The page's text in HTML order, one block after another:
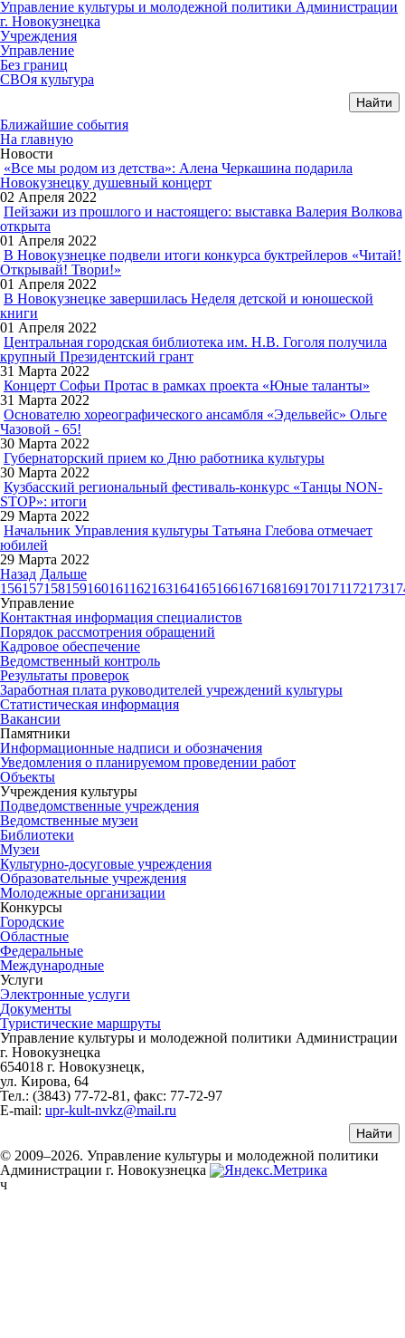
Управление культуры и молодежной политики Администрации
г. Новокузнецка
Учреждения
Управление
Без границ
СВОя культура
Ближайшие события
На главную
Новости
«Все мы родом из детства»: Алена Черкашина подарила
Новокузнецку душевный концерт
02 Апреля 2022
Пейзажи из прошлого и настоящего: выставка Валерия Волкова
открыта
01 Апреля 2022
В Новокузнецке подвели итоги конкурса буктрейлеров «Читай!
Открывай! Твори!»
01 Апреля 2022
В Новокузнецке завершилась Неделя детской и юношеской
книги
01 Апреля 2022
Центральная городская библиотека им. Н.В. Гоголя получила
крупный Президентский грант
31 Марта 2022
Концерт Софьи Протас в рамках проекта «Юные таланты»
31 Марта 2022
Основателю хореографического ансамбля «Эдельвейс» Ольге
Чазовой - 65!
30 Марта 2022
Губернаторский прием ко Дню работника культуры
30 Марта 2022
Кузбасский региональный фестиваль-конкурс «Танцы NON-
STOP»: итоги
29 Марта 2022
Начальник Управления культуры Татьяна Глебова отмечает
юбилей
29 Марта 2022
Назад Дальше
156157158159160161162163164165166167168169170171172173
Управление
Контактная информация специалистов
Порядок рассмотрения обращений
Кадровое обеспечение
Ведомственный контроль
Результаты проверок
Заработная плата руководителей учреждений культуры
Статистическая информация
Вакансии
Памятники
Информационные надписи и обозначения
Уведомления о планируемом проведении работ
Объекты
Учреждения культуры
Подведомственные учреждения
Ведомственные музеи
Библиотеки
Музеи
Культурно-досуговые учреждения
Образовательные учреждения
Молодежные организации
Конкурсы
Городские
Областные
Федеральные
Международные
Услуги
Электронные услуги
Документы
Туристические маршруты
Управление культуры и молодежной политики Администрации
г. Новокузнецка
654018 г. Новокузнецк,
ул. Кирова, 64
Тел.: (3843) 77-72-81 , факс: 77-72-97
E-mail: upr-kult-nvkz@mail.ru
© 2009–2026. Управление культуры и молодежной политики
Администрации г. Новокузнецка
ч